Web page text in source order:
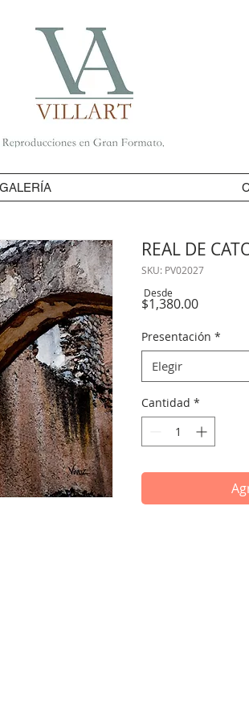
GALERÍA
REAL DE
SKU: PV02027
$1,380.00Precio
Presentación *
Elegir
Cantidad *
Desde